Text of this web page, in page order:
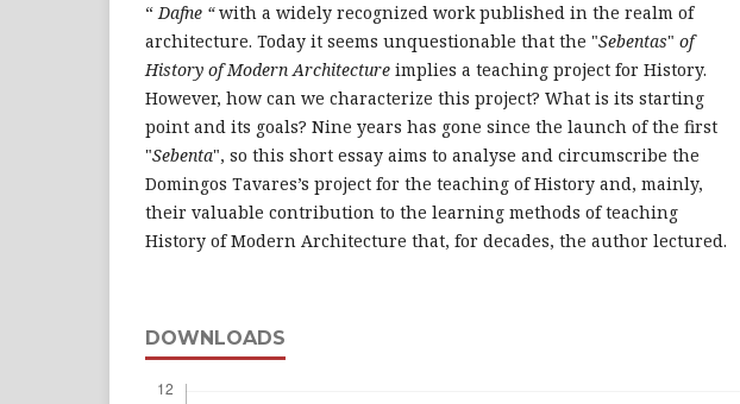
“Dafne “with a widely recognized work published in the realm of
architecture. Today it seems unquestionable that the "Sebentas" of
History of Modern Architecture implies a teaching project for History.
However, how can we characterize this project? What is its starting
point and its goals? Nine years has gone since the launch of the first
"Sebenta", so this short essay aims to analyse and circumscribe the
Domingos Tavares’s project for the teaching of History and, mainly,
their valuable contribution to the learning methods of teaching
History of Modern Architecture that, for decades, the author lectured.
DOWNLOADS